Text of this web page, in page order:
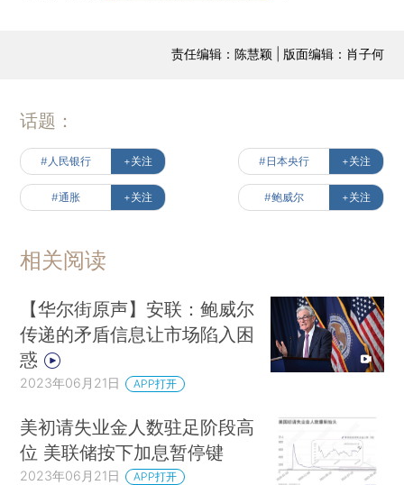
责任编辑：陈慧颖 | 版面编辑：肖子何
话题：
#人民银行 +关注 #日本央行 +关注
#通胀 +关注 #鲍威尔 +关注
相关阅读
【华尔街原声】安联：鲍威尔
传递的矛盾信息让市场陷入困
惑
2023年06月21日 APP打开
美初请失业金人数驻足阶段高
位 美联储按下加息暂停键
2023年06月21日 APP打开